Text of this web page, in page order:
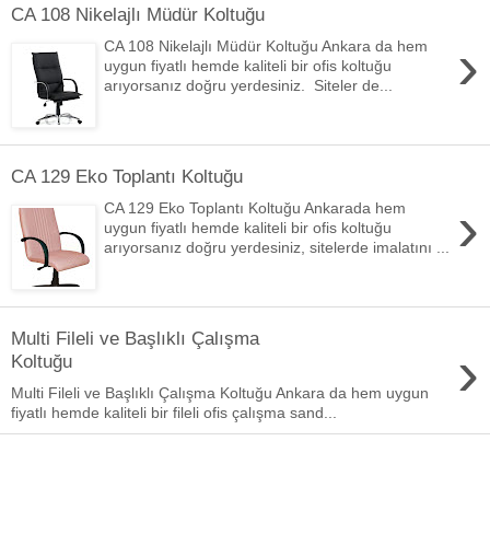
CA 108 Nikelajlı Müdür Koltuğu
›
CA 108 Nikelajlı Müdür Koltuğu Ankara da hem
uygun fiyatlı hemde kaliteli bir ofis koltuğu
arıyorsanız doğru yerdesiniz. Siteler de...
CA 129 Eko Toplantı Koltuğu
›
CA 129 Eko Toplantı Koltuğu Ankarada hem
uygun fiyatlı hemde kaliteli bir ofis koltuğu
arıyorsanız doğru yerdesiniz, sitelerde imalatını ...
Multi Fileli ve Başlıklı Çalışma
Koltuğu
›
Multi Fileli ve Başlıklı Çalışma Koltuğu Ankara da hem uygun
fiyatlı hemde kaliteli bir fileli ofis çalışma sand...